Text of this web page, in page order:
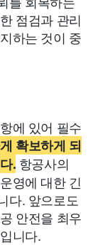
점검과 관리
하는 것이 중
에 있어 필수
확보하게 되
. 항공사의
영에 대한 긴
다. 앞으로도
안전을 최우
니다.